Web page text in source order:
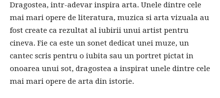
Dragostea, intr-adevar inspira arta. Unele dintre cele
mai mari opere de literatura, muzica si arta vizuala au
fost create ca rezultat al iubirii unui artist pentru
cineva. Fie ca este un sonet dedicat unei muze, un
cantec scris pentru o iubita sau un portret pictat in
onoarea unui sot, dragostea a inspirat unele dintre cele
mai mari opere de arta din istorie.